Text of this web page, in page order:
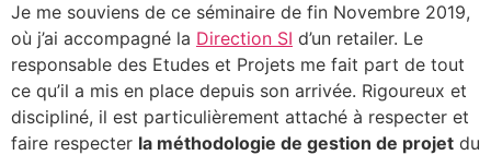
Je me souviens de ce séminaire de fin Novembre 2019,
où j’ai accompagné la Direction SI d’un retailer. Le
responsable des Etudes et Projets me fait part de tout
ce qu’il a mis en place depuis son arrivée. Rigoureux et
discipliné, il est particulièrement attaché à respecter et
faire respecter la méthodologie de gestion de projet du